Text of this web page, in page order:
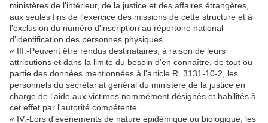
ministères de l'intérieur, de la justice et des affaires étrangères,
aux seules fins de l'exercice des missions de cette structure et à
l'exclusion du numéro d'inscription au répertoire national
d'identification des personnes physiques.
« III.-Peuvent être rendus destinataires, à raison de leurs
attributions et dans la limite du besoin d'en connaître, de tout ou
partie des données mentionnées à l'article R. 3131-10-2, les
personnels du secrétariat général du ministère de la justice en
charge de l'aide aux victimes nommément désignés et habilités à
cet effet par l'autorité compétente.
« IV.-Lors d'événements de nature épidémique ou biologique, les